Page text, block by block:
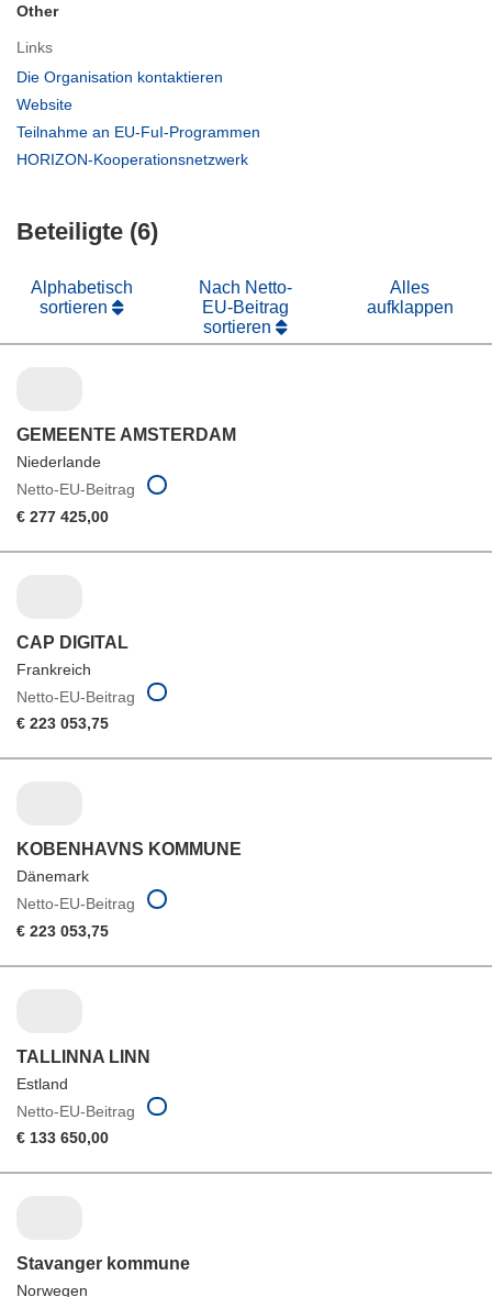
Other
Links
Die Organisation kontaktieren
Website
in
Fenster)
Teilnahme an EU-FuI-Programmen
HORIZON-Kooperationsnetzwerk
Beteiligte (6)
Alphabetisch
sortieren
Nach Netto-
EU-Beitrag
sortieren
Alles
aufklappen
GEMEENTE AMSTERDAM
Niederlande
Netto-EU-Beitrag
€ 277 425,00
CAP DIGITAL
Frankreich
Netto-EU-Beitrag
€ 223 053,75
KOBENHAVNS KOMMUNE
Dänemark
Netto-EU-Beitrag
€ 223 053,75
TALLINNA LINN
Estland
Netto-EU-Beitrag
€ 133 650,00
Stavanger kommune
Norwegen